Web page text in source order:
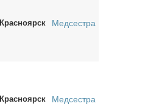
Красноярск Медсестра
Красноярск Медсестра